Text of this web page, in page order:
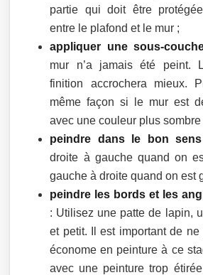
partie qui doit être
entre le plafond et le mur ;
appliquer une sous-
mur n’a jamais été peint.
finition accrochera mieux.
même façon si le mur est
avec une couleur plus sombre
peindre dans le bon sens
droite à gauche quand on
gauche à droite quand on est
peindre les bords et les
: Utilisez une patte de lapin,
et petit. Il est important de ne
économe en peinture à ce
avec une peinture trop